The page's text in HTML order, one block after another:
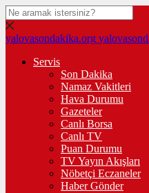
yalovasondakika.org
Servis
Son Dakika
Namaz Vakitleri
Hava Durumu
Gazeteler
Canlı Borsa
Canlı TV
Puan Durumu
TV Yayın Akışları
Nöbetçi Eczaneler
Haber Gönder